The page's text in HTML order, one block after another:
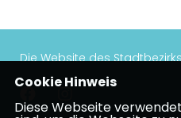
Die Website des
Cookie Hinweis
Diese Webseite